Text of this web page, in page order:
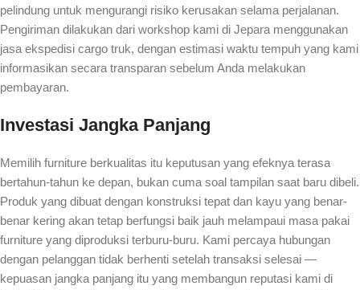
pelindung untuk mengurangi risiko kerusakan selama perjalanan.
Pengiriman dilakukan dari workshop kami di Jepara menggunakan
jasa ekspedisi cargo truk, dengan estimasi waktu tempuh yang kami
informasikan secara transparan sebelum Anda melakukan
pembayaran.
Investasi Jangka Panjang
Memilih furniture berkualitas itu keputusan yang efeknya terasa
bertahun-tahun ke depan, bukan cuma soal tampilan saat baru dibeli.
Produk yang dibuat dengan konstruksi tepat dan kayu yang benar-
benar kering akan tetap berfungsi baik jauh melampaui masa pakai
furniture yang diproduksi terburu-buru. Kami percaya hubungan
dengan pelanggan tidak berhenti setelah transaksi selesai —
kepuasan jangka panjang itu yang membangun reputasi kami di